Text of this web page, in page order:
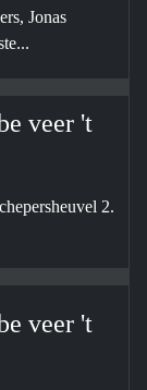
Jonas
veer 't
2.
veer 't